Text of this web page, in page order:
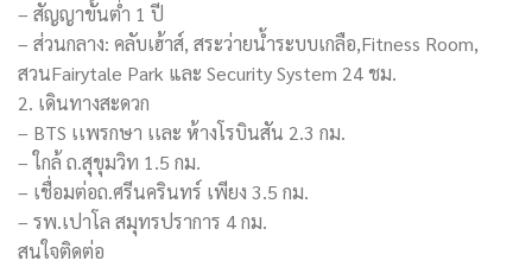
– สัญญาขั้นต่ำ 1 ปี
– ส่วนกลาง: คลับเฮ้าส์, สระว่ายน้ำระบบเกลือ,Fitness Room,
สวนFairytale Park และ Security System 24 ชม.
2. เดินทางสะดวก
– BTS เเพรกษา เเละ ห้างโรบินสัน 2.3 กม.
– ใกล้ ถ.สุขุมวิท 1.5 กม.
– เชื่อมต่อถ.ศรีนครินทร์ เพียง 3.5 กม.
– รพ.เปาโล สมุทรปราการ 4 กม.
สนใจติดต่อ